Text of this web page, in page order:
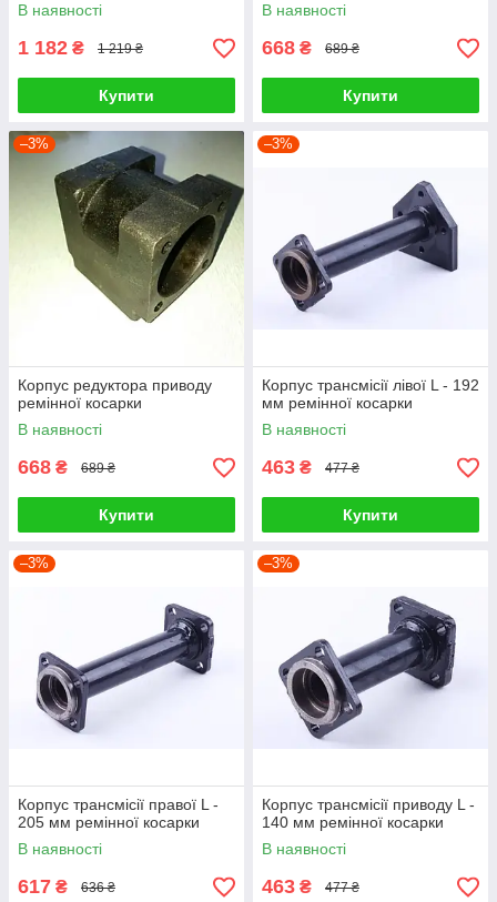
В наявності
1 182 ₴ 1 219 ₴
Купити
В наявності
668 ₴ 689 ₴
Купити
–3%
Корпус редуктора приводу
ремінної косарки
В наявності
668 ₴ 689 ₴
Купити
–3%
Корпус трансмісії лівої L - 192
мм ремінної косарки
В наявності
463 ₴ 477 ₴
Купити
–3%
Корпус трансмісії правої L -
205 мм ремінної косарки
В наявності
617 ₴ 636 ₴
–3%
Корпус трансмісії приводу L -
140 мм ремінної косарки
В наявності
463 ₴ 477 ₴